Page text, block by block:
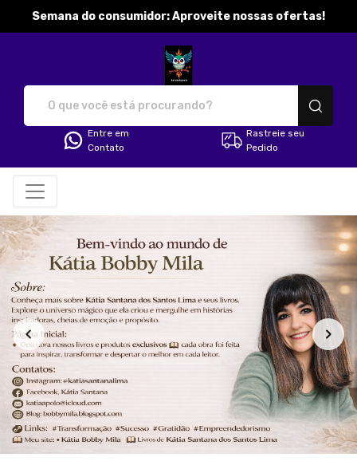
Semana do consumidor: Aproveite nossas ofertas!
Entre em
Contato
Rastreie seu
Pedido